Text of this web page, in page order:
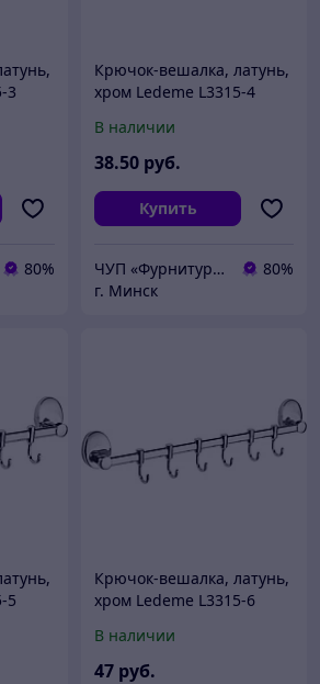
3
80%
Крючок-вешалка, латунь,
хром Ledeme L3315-4
В наличии
38.50 руб.
Купить
ЧУП «Фурнитурка-бай»
80%
г. Минск
5
Крючок-вешалка, латунь,
хром Ledeme L3315-6
В наличии
47 руб.